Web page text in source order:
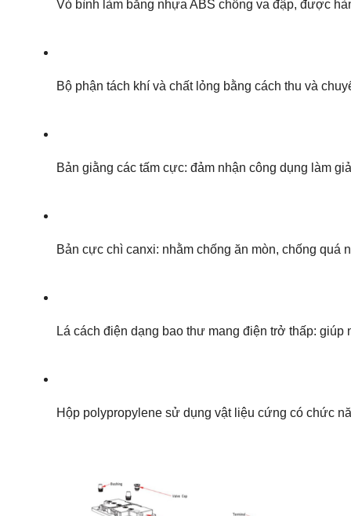
Vỏ bình làm bằng nhựa ABS chống va đập, được
Bộ phận tách khí và chất lỏng bằng cách thu và
Bản giằng các tấm cực: đảm nhận công dụng làm
Bản cực chì canxi: nhằm chống ăn mòn, chống quá
Lá cách điện dạng bao thư mang điện trở thấp:
Hộp polypropylene sử dụng vật liệu cứng có chức